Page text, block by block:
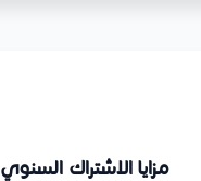
مزايا الاشتراك السنوي